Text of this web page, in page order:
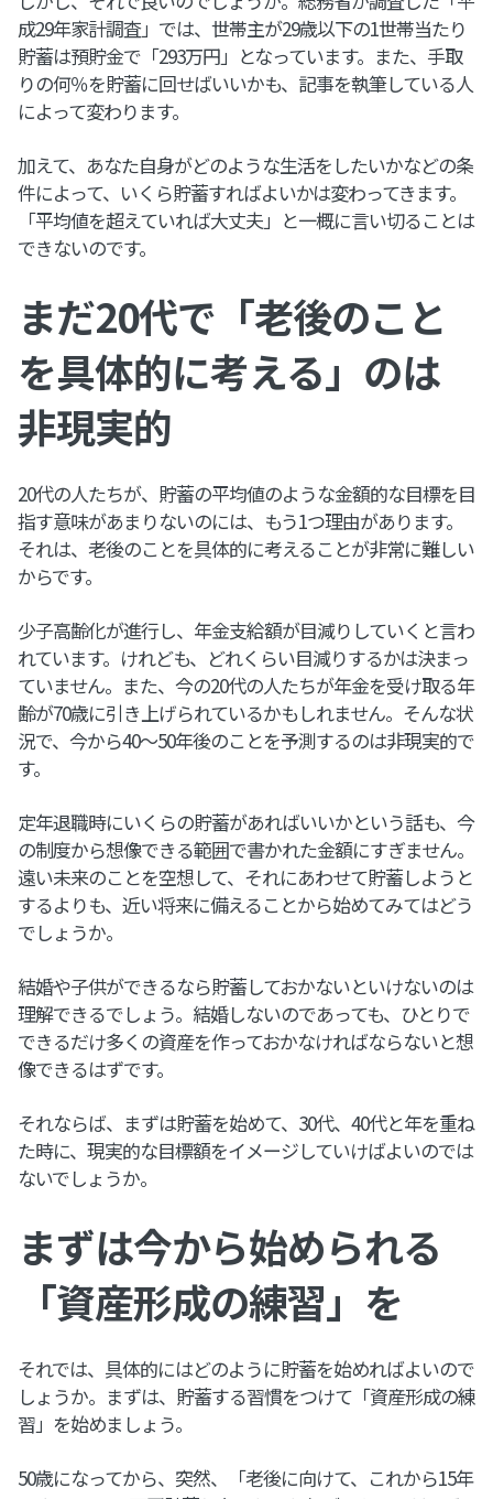
成29年家計調査」では、世帯主が29歳以下の1世帯当たり
貯蓄は預貯金で「293万円」となっています。また、手取
りの何％を貯蓄に回せばいいかも、記事を執筆している人
によって変わります。
加えて、あなた自身がどのような生活をしたいかなどの条
件によって、いくら貯蓄すればよいかは変わってきます。
「平均値を超えていれば大丈夫」と一概に言い切ることは
できないのです。
まだ20代で「老後のこと
を具体的に考える」のは
非現実的
20代の人たちが、貯蓄の平均値のような金額的な目標を目
指す意味があまりないのには、もう1つ理由があります。
それは、老後のことを具体的に考えることが非常に難しい
からです。
少子高齢化が進行し、年金支給額が目減りしていくと言わ
れています。けれども、どれくらい目減りするかは決まっ
ていません。また、今の20代の人たちが年金を受け取る年
齢が70歳に引き上げられているかもしれません。そんな状
況で、今から40～50年後のことを予測するのは非現実的で
す。
定年退職時にいくらの貯蓄があればいいかという話も、今
の制度から想像できる範囲で書かれた金額にすぎません。
遠い未来のことを空想して、それにあわせて貯蓄しようと
するよりも、近い将来に備えることから始めてみてはどう
でしょうか。
結婚や子供ができるなら貯蓄しておかないといけないのは
理解できるでしょう。結婚しないのであっても、ひとりで
できるだけ多くの資産を作っておかなければならないと想
像できるはずです。
それならば、まずは貯蓄を始めて、30代、40代と年を重ね
た時に、現実的な目標額をイメージしていけばよいのでは
ないでしょうか。
まずは今から始められる
「資産形成の練習」を
それでは、具体的にはどのように貯蓄を始めればよいので
しょうか。まずは、貯蓄する習慣をつけて「資産形成の練
習」を始めましょう。
50歳になってから、突然、「老後に向けて、これから15年